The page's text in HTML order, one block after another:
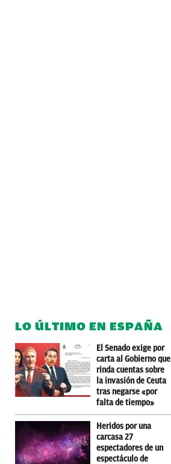
LO ÚLTIMO EN ESPAÑA
El Senado exige por
carta al Gobierno que
rinda cuentas sobre
la invasión de Ceuta
tras negarse «por
falta de tiempo»
Heridos por una
carcasa 27
espectadores de un
espectáculo de